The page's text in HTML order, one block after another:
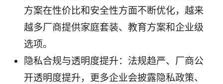
方案在性价比和安全性方面不断优化，越来
越多厂商提供家庭套装、教育方案和企业级
选项。
隐私合规与透明度提升：法规趋严、厂商公
开透明度提升，更多企业会披露隐私政策、